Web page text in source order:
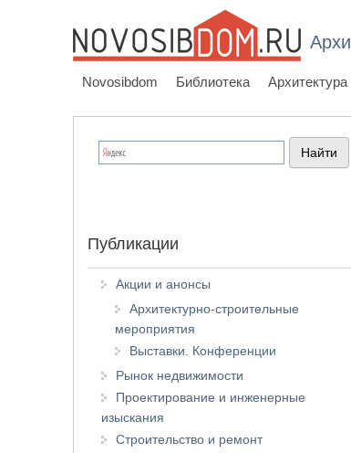
Novosibdom Библиотека Архитектура
Публикации
Акции и анонсы
Архитектурно-строительные
мероприятия
Выставки. Конференции
Рынок недвижимости
Проектирование и инженерные
изыскания
Строительство и ремонт